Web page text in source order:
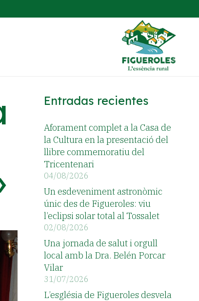
Entradas recientes
Aforament complet a la Casa de
la Cultura en la presentació del
llibre commemoratiu del
Tricentenari
04/08/2026
Un esdeveniment astronòmic
únic des de Figueroles: viu
l’eclipsi solar total al Tossalet
02/08/2026
Una jornada de salut i orgull
local amb la Dra. Belén Porcar
Vilar
31/07/2026
L’església de Figueroles desvela